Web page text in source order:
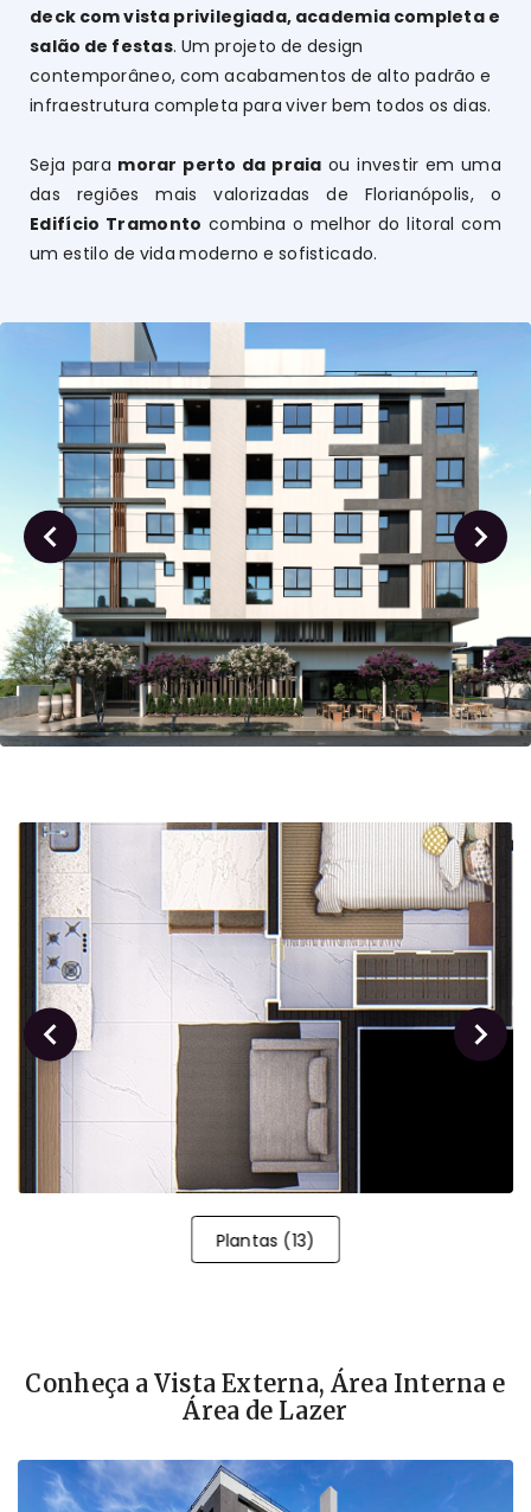
deck com vista privilegiada, academia completa e
salão de festas. Um projeto de design
contemporâneo, com acabamentos de alto padrão e
infraestrutura completa para viver bem todos os dias.
Seja para morar perto da praia ou investir em uma
das regiões mais valorizadas de Florianópolis, o
Edifício Tramonto combina o melhor do litoral com
um estilo de vida moderno e sofisticado.
Plantas (13)
Conheça a Vista Externa, Área Interna e
Área de Lazer